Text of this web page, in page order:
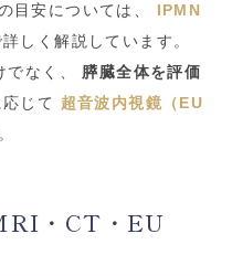
目安については、 IPMN
詳しく解説しています。
でなく、 膵臓全体を評価
じて 超音波内視鏡（EU
・CT・EU